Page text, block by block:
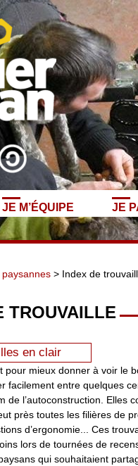
JE M’ÉQUIPE JE
> Index de
TROUVAILLE
en clair
pour mieux donner à voir le
facilement entre quelques
de l’autoconstruction. Elles
près toutes les filières de
d’ergonomie... Ces
lors de tournées de
qui souhaitaient